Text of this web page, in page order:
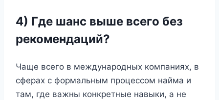
4) Где шанс выше всего без
рекомендаций?
Чаще всего в международных компаниях, в
сферах с формальным процессом найма и
там, где важны конкретные навыки, а не